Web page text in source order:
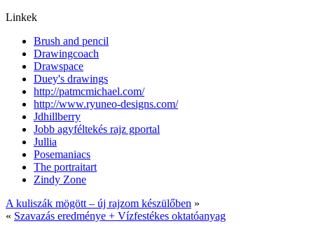
Linkek
Brush and pencil
Drawingcoach
Drawspace
Duey's drawings
http://patmcmichael.com/
http://www.ryuneo-designs.com/
Jdhillberry
Jobb agyféltekés rajz gportal
Jullia
Posemaniacs
The portraitart
Zindy Zone
A kuliszák mögött – új rajzom készülőben »
« Szavazás eredménye + Vízfestékes oktatóanyag